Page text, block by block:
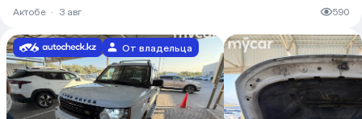
Актобе · 3 авг 590
От владельца